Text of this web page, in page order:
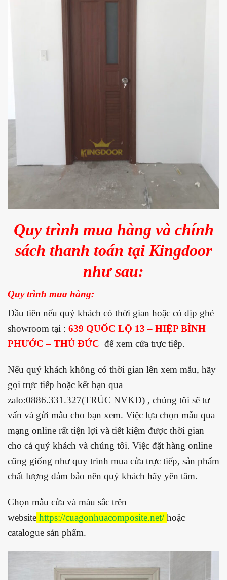
Quy trình mua hàng và chính
sách thanh toán tại Kingdoor
như sau:
Quy trình mua hàng:
Đầu tiên nếu quý khách có thời gian hoặc có dịp ghé
showroom tại : 639 QUỐC LỘ 13 – HIỆP BÌNH
PHƯỚC – THỦ ĐỨC để xem cửa trực tiếp.
Nếu quý khách không có thời gian lên xem mẫu, hãy
gọi trực tiếp hoặc kết bạn qua
zalo:0886.331.327(TRÚC NVKD) , chúng tôi sẽ tư
vấn và gửi mẫu cho bạn xem. Việc lựa chọn mẫu qua
mạng online rất tiện lợi và tiết kiệm được thời gian
cho cả quý khách và chúng tôi. Việc đặt hàng online
cũng giống như quy trình mua cửa trực tiếp, sản phẩm
chất lượng đảm bảo nên quý khách hãy yên tâm.
Chọn mẫu cửa và màu sắc trên
website https://cuagonhuacomposite.net/ hoặc
catalogue sản phẩm.